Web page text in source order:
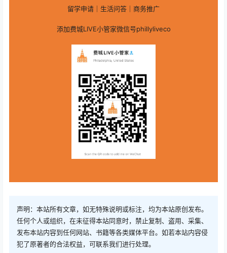
留学申请｜生活问答｜商务推广
添加费城LIVE小管家微信号phillyliveco
声明：本站所有文章，如无特殊说明或标注，均为本站原创发布。
任何个人或组织，在未征得本站同意时，禁止复制、盗用、采集、
发布本站内容到任何网站、书籍等各类媒体平台。如若本站内容侵
犯了原著者的合法权益，可联系我们进行处理。